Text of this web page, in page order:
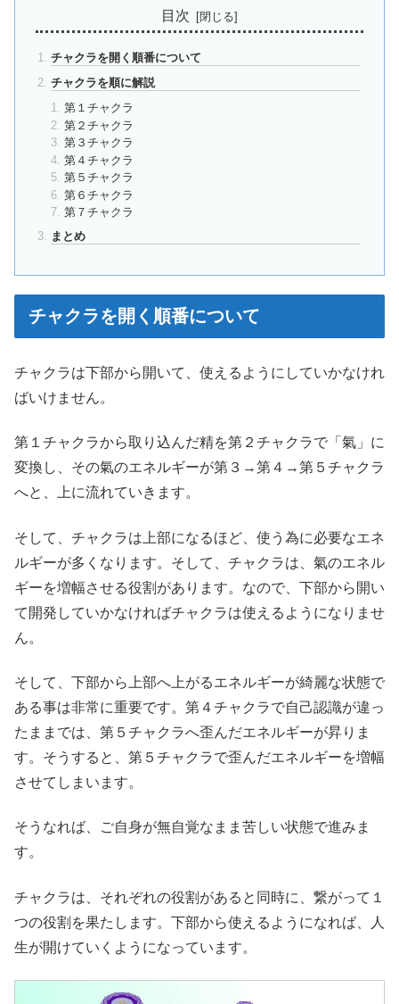
目次
チャクラを開く順番について
チャクラを順に解説
第１チャクラ
第２チャクラ
第３チャクラ
第４チャクラ
第５チャクラ
第６チャクラ
第７チャクラ
まとめ
チャクラを開く順番について
チャクラは下部から開いて、使えるようにしていかなけれ
ばいけません。
第１チャクラから取り込んだ精を第２チャクラで「氣」に
変換し、その氣のエネルギーが第３→第４→第５チャクラ
へと、上に流れていきます。
そして、チャクラは上部になるほど、使う為に必要なエネ
ルギーが多くなります。そして、チャクラは、氣のエネル
ギーを増幅させる役割があります。なので、下部から開い
て開発していかなければチャクラは使えるようになりませ
ん。
そして、下部から上部へ上がるエネルギーが綺麗な状態で
ある事は非常に重要です。第４チャクラで自己認識が違っ
たままでは、第５チャクラへ歪んだエネルギーが昇りま
す。そうすると、第５チャクラで歪んだエネルギーを増幅
させてしまいます。
そうなれば、ご自身が無自覚なまま苦しい状態で進みま
す。
チャクラは、それぞれの役割があると同時に、繋がって１
つの役割を果たします。下部から使えるようになれば、人
生が開けていくようになっています。